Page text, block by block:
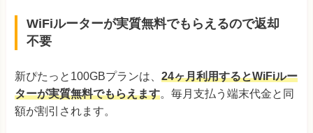
WiFiルーターが実質無料でもらえるので返却
不要
新ぴたっと100GBプランは、 24ヶ月利用するとWiFiルー
ターが実質無料でもらえます。毎月支払う端末代金と同
額が割引されます。